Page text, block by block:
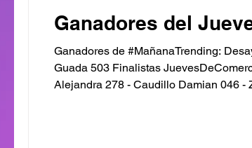
Ganadores del
Ganadores de #MañanaTrending:
Guada 503 Finalistas JuevesDeComercio: Adriana 709 - La Malquerida Nico
Alejandra 278 - Caudillo Damian 046 -